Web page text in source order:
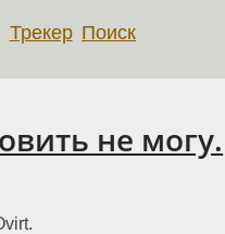
Трекер Поиск
не могу.